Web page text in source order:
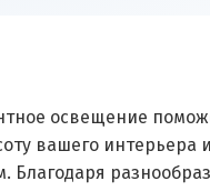
освещение
вашего интерьера
Благодаря